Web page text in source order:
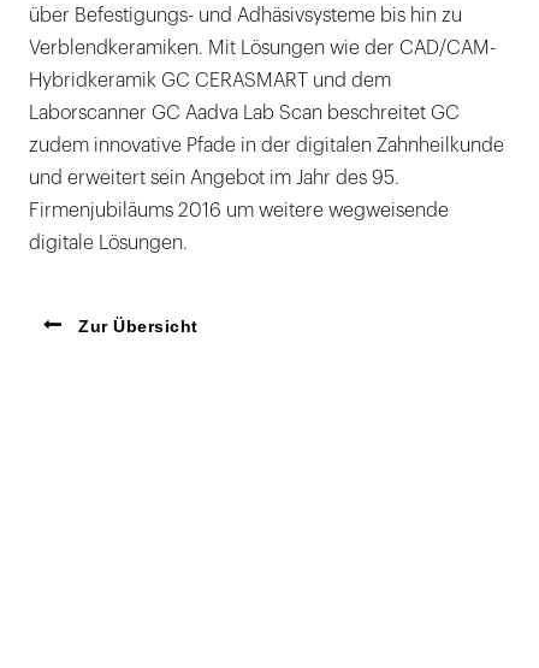
über Befestigungs- und Adhäsivsysteme bis hin zu
Verblendkeramiken. Mit Lösungen wie der CAD/CAM-
Hybridkeramik GC CERASMART und dem
Laborscanner GC Aadva Lab Scan beschreitet GC
zudem innovative Pfade in der digitalen Zahnheilkunde
und erweitert sein Angebot im Jahr des 95.
Firmenjubiläums 2016 um weitere wegweisende
digitale Lösungen.
Zur Übersicht